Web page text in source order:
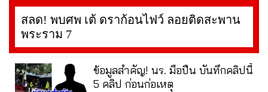
สลด! พบศพ เต้ ดราก้อนไฟว์ ลอยติดสะพาน
พระราม 7
ข้อมูลสำคัญ! นร. มือปืน บันทึกคลิปนี้
5 คลิป ก่อนก่อเหตุ